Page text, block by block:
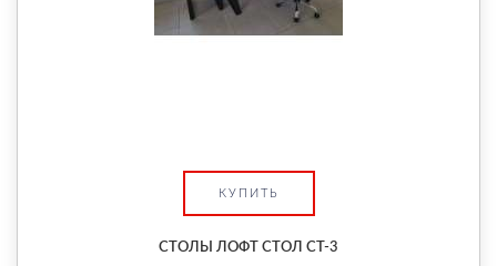
КУПИТЬ
СТОЛЫ ЛОФТ СТОЛ СТ-3